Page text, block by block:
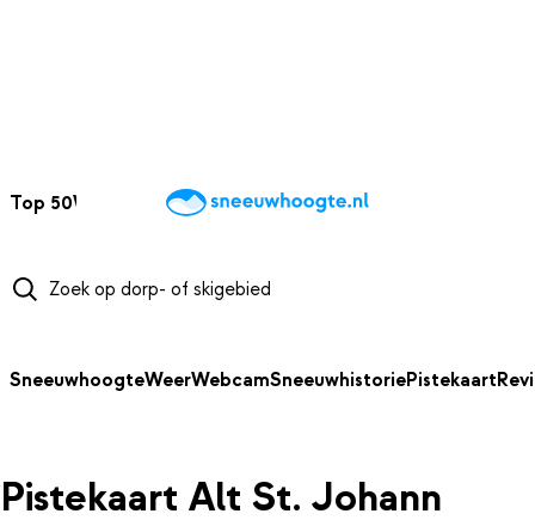
Top 50Webcams WintersportweerKaarten
SneeuwhoogteWeerWebcamSneeuwhistoriePistekaart
Pistekaart Alt St. Johann